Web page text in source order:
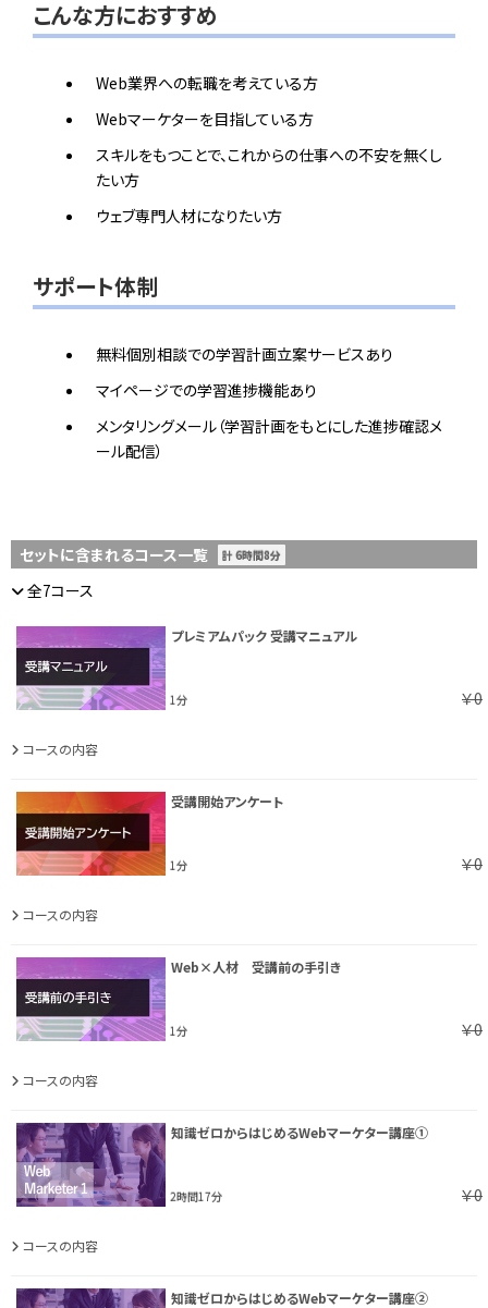
こんな方におすすめ
Web業界への転職を考えている方
Webマーケターを目指している方
スキルをもつことで、これからの仕事への不安を無くし
たい方
ウェブ専門人材になりたい方
サポート体制
無料個別相談での学習計画立案サービスあり
マイページでの学習進捗機能あり
メンタリングメール（学習計画をもとにした進捗確認メ
ール配信）
セットに含まれるコース一覧 計 6時間8分
全7コース
プレミアムパック 受講マニュアル
1分 ￥0
コースの内容
受講開始アンケート
1分 ￥0
コースの内容
Web×人材 受講前の手引き
1分 ￥0
コースの内容
知識ゼロからはじめるWebマーケター講座①
2時間17分 ￥0
コースの内容
知識ゼロからはじめるWebマーケター講座②